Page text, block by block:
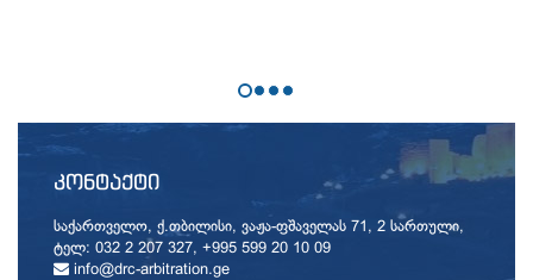
ᲙᲝᲜᲢᲐᲥᲢᲘ
საქართველო, ქ.თბილისი, ვაჟა-ფშაველას 71, 2 სართული,
ტელ: 032 2 207 327, +995 599 20 10 09
info@drc-arbitration.ge